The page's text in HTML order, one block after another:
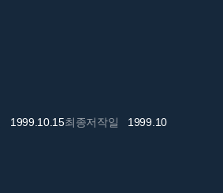
1999.10.15최종저작일 1999.10